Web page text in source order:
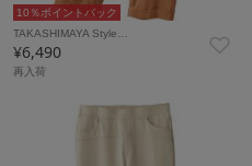
10％ポイントバック
TAKASHIMAYA Style…
¥6,490
再入荷